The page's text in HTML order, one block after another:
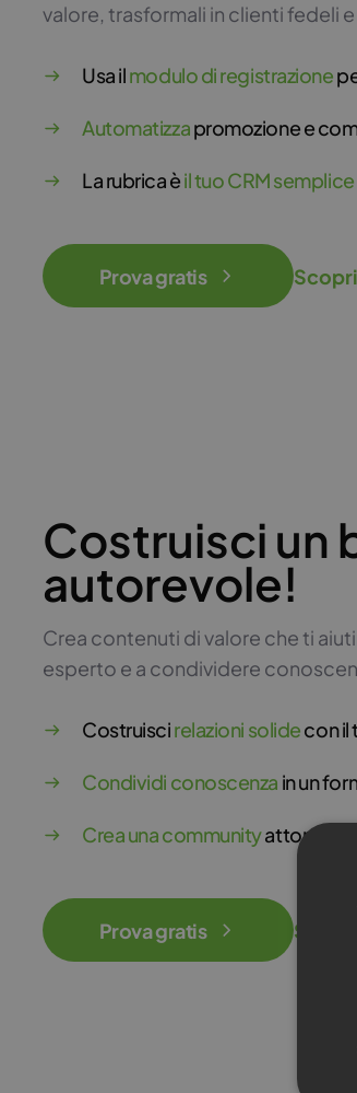
valore, trasformali in clienti fedeli
Usa ilmodulo di registrazione
Automatizzapromozione e
La rubrica èil tuo CRM semplice
Prova gratis
Costruisci un
autorevole!
Crea contenuti di valore che ti
esperto e a condividere
Costruiscirelazioni solidecon il
Condividi conoscenza in un
Crea una communityattorno ai
Prova gratis